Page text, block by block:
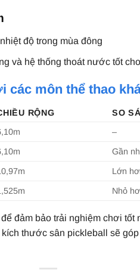
độ trong mùa đông
và hệ thống thoát nước tốt
môn thể thao
RỘNG
SO
–
Gần
Lớn
Nhỏ
để đảm bảo trải nghiệm chơi
thước sân pickleball sẽ